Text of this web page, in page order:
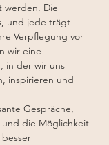
werden. Die
und jede trägt
Verpflegung vor
wir eine
in der wir uns
inspirieren und
Gespräche,
und die Möglichkeit
besser